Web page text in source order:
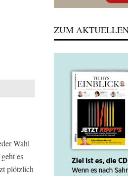
Wahl
es
plötzlich
ZUM